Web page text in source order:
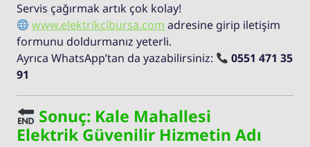
Servis çağırmak artık çok kolay!
www.elektrikcibursa.com adresine girip iletişim
formunu doldurmanız yeterli.
Ayrıca WhatsApp’tan da yazabilirsiniz:
0551 471 35
91
Sonuç: Kale Mahallesi
Elektrik Güvenilir Hizmetin Adı